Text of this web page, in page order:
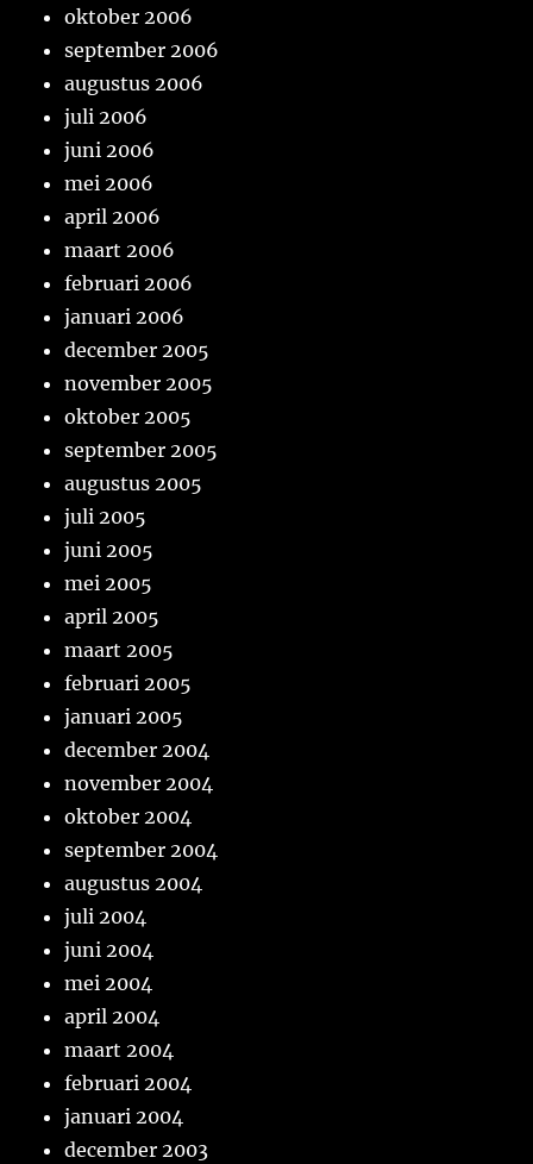
oktober 2006
september 2006
augustus 2006
juli 2006
juni 2006
mei 2006
april 2006
maart 2006
februari 2006
januari 2006
december 2005
november 2005
oktober 2005
september 2005
augustus 2005
juli 2005
juni 2005
mei 2005
april 2005
maart 2005
februari 2005
januari 2005
december 2004
november 2004
oktober 2004
september 2004
augustus 2004
juli 2004
juni 2004
mei 2004
april 2004
maart 2004
februari 2004
januari 2004
december 2003